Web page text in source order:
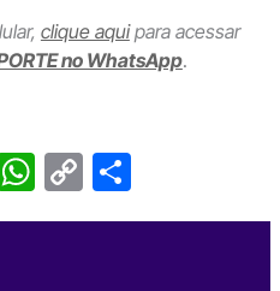
clique aquipara acessar
no WhatsApp.
W
h
C
o
S
h